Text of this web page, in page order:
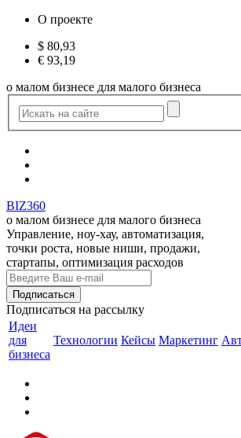
О проекте
$ 80,93
€ 93,19
о малом бизнесе для малого бизнеса
BIZ360
о малом бизнесе для малого бизнеса
Управление, ноу-хау, автоматизация,
точки роста, новые ниши, продажи,
стартапы, оптимизация расходов
Подписаться на рассылку
Идеи
для
бизнеса
Технологии Кейсы Маркетинг